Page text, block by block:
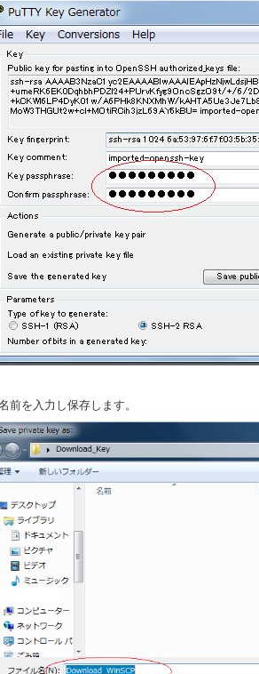
前を入力し保存します。